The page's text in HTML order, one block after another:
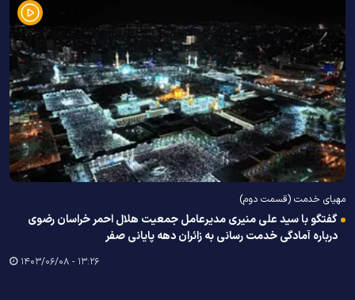
مهیای خدمت (قسمت دوم)
گفتگو با سید علی منیری مدیرعامل جمعیت هلال احمر خراسان رضوی
درباره آمادگی خدمت رسانی به زائران دهه پایانی صفر
۱۳:۲۶ - ۱۴۰۳/۰۶/۰۸